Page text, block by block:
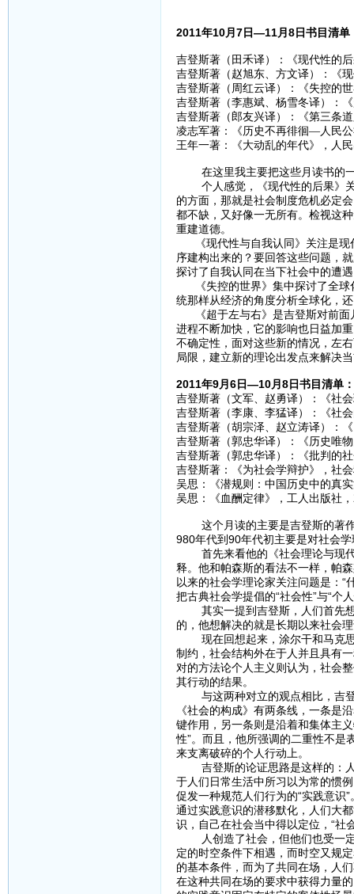
2011年10月7日—11月8日书目清单
吉登斯著（田禾译）：《现代性的
吉登斯著（赵旭东、方文译）：《
吉登斯著（周红云译）：《失控的
吉登斯著（李惠斌、杨雪冬译）：
吉登斯著（郎友兴译）：《第三条
凌志军著：《历史不再徘徊—人民
王年一著：《大动乱的年代》，人
在这里我主要把这些月读书的一
个人感觉，《现代性的后果》关
的方面，那就是社会制度危机必定
都不缺，又好像一无所有。检视这
重建道德。
《现代性与自我认同》关注是现
序建构出来的？要回答这些问题，
探讨了自我认同在当下社会中的遭
《失控的世界》集中探讨了全球
统那样从经济的角度分析全球化，
《超于左与右》是吉登斯对前面
进程不断加快，它的影响也日益加
不确定性，面对这些新的情况，左
局限，建立新的理论出发点来解决
2011年9月6日—10月8日书目清单：
吉登斯著（文军、赵勇译）：《社
吉登斯著（李康、李猛译）：《社
吉登斯著（胡宗泽、赵立涛译）：
吉登斯著（郭忠华译）：《历史唯
吉登斯著（郭忠华译）：《批判的
吉登斯著：《为社会学辩护》，社
吴思：《潜规则：中国历史中的真
吴思：《血酬定律》，工人出版社，
这个月读的主要是吉登斯的著作
980年代到90年代初主要是对社会
首先来看他的《社会理论与现代
释。他和帕森斯的看法不一样，帕
以来的社会学理论家关注问题是：“
把古典社会学提倡的“社会性”与“个
其实一提到吉登斯，人们首先想
的，他想解决的就是长期以来社会
现在回想起来，涂尔干和马克思
制约，社会结构外在于人并且具有
对的方法论个人主义则认为，社会
其行动的结果。
与这两种对立的观点相比，吉登
《社会的构成》有两条线，一条是
键作用，另一条则是沿着和集体主
性”。而且，他所强调的二重性不是
来支离破碎的个人行动上。
吉登斯的论证思路是这样的：人
于人们日常生活中所习以为常的惯
促发一种规范人们行为的“实践意识
通过实践意识的潜移默化，人们大
识，自己在社会当中得以定位，“社
人创造了社会，但他们也受一定
定的时空条件下相遇，而时空又规
的基本条件，而为了共同在场，人
在这种共同在场的要求中获得力量